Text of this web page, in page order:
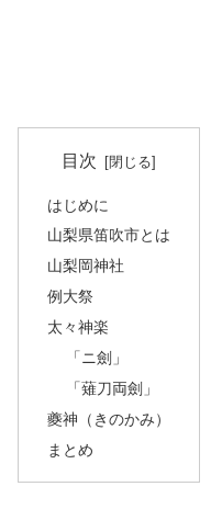
目次
はじめに
山梨県笛吹市とは
山梨岡神社
例大祭
太々神楽
「ニ劍」
「薙刀両劍」
夔神（きのかみ）
まとめ